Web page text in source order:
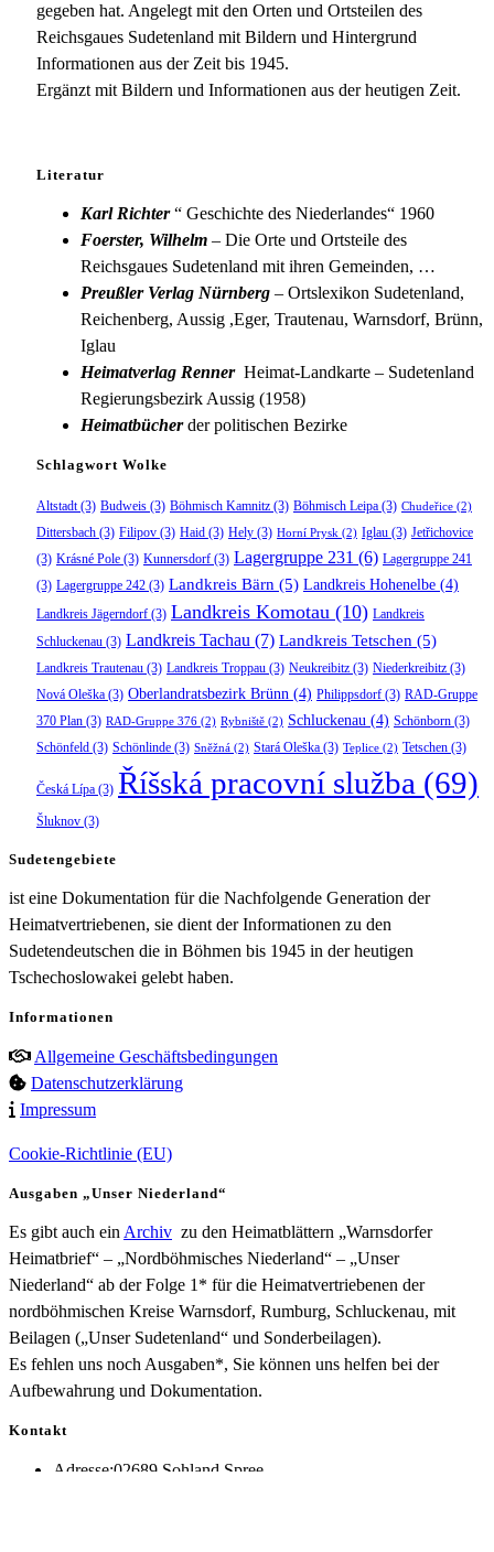
gegeben hat. Angelegt mit den Orten und Ortsteilen des
Reichsgaues Sudetenland mit Bildern und Hintergrund
Informationen aus der Zeit bis 1945.
Ergänzt mit Bildern und Informationen aus der heutigen Zeit.
Literatur
Karl Richter“ Geschichte des Niederlandes“ 1960
Foerster, Wilhelm – Die Orte und Ortsteile des
Reichsgaues Sudetenland mit ihren Gemeinden, …
Preußler Verlag Nürnberg – Ortslexikon Sudetenland,
Reichenberg, Aussig ,Eger, Trautenau, Warnsdorf, Brünn,
Iglau
Heimatverlag Renner Heimat-Landkarte – Sudetenland
Regierungsbezirk Aussig (1958)
Heimatbücherder politischen Bezirke
Schlagwort Wolke
Altstadt (3) Budweis (3) Böhmisch Kamnitz (3) Böhmisch Leipa (3) Chudeřice (2)
Dittersbach (3) Filipov (3) Haid (3) Hely (3) Horní Prysk (2) Iglau (3) Jetřichovice
(3) Krásné Pole (3) Kunnersdorf (3) Lagergruppe 231 (6) Lagergruppe 241
(3) Lagergruppe 242 (3) Landkreis Bärn (5) Landkreis Hohenelbe (4)
Landkreis Jägerndorf (3) Landkreis Komotau (10) Landkreis
Schluckenau (3) Landkreis Tachau (7) Landkreis Tetschen (5)
Landkreis Trautenau (3) Landkreis Troppau (3) Neukreibitz (3) Niederkreibitz (3)
Nová Oleška (3) Oberlandratsbezirk Brünn (4) Philippsdorf (3) RAD-Gruppe
370 Plan (3) RAD-Gruppe 376 (2) Rybniště (2) Schluckenau (4) Schönborn (3)
Schönfeld (3) Schönlinde (3) Sněžná (2) Stará Oleška (3) Teplice (2) Tetschen (3)
Česká Lípa (3) Říšská pracovní služba (69)
Šluknov (3)
Sudetengebiete
ist eine Dokumentation für die Nachfolgende Generation der
Heimatvertriebenen, sie dient der Informationen zu den
Sudetendeutschen die in Böhmen bis 1945 in der heutigen
Tschechoslowakei gelebt haben.
Informationen
Allgemeine Geschäftsbedingungen
Datenschutzerklärung
Impressum
Cookie-Richtlinie (EU)
Ausgaben „Unser Niederland“
Es gibt auch ein Archiv zu den Heimatblättern „Warnsdorfer
Heimatbrief“ – „Nordböhmisches Niederland“ – „Unser
Niederland“ ab der Folge 1* für die Heimatvertriebenen der
nordböhmischen Kreise Warnsdorf, Rumburg, Schluckenau, mit
Beilagen („Unser Sudetenland“ und Sonderbeilagen).
Es fehlen uns noch Ausgaben*, Sie können uns helfen bei der
Aufbewahrung und Dokumentation.
Kontakt
Adresse:02689 Sohland Spree